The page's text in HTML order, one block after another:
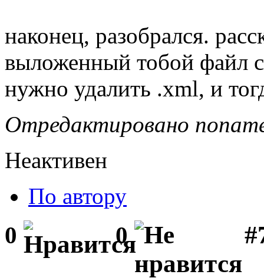
наконец, разобрался.
выложенный тобой файл
нужно удалить .xml, и
Отредактировано
Неактивен
По автору
0 0